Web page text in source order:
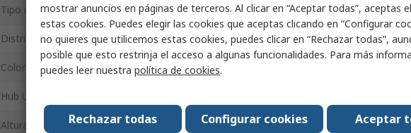
Tipo de teclado Compacto
Distribución del teclado AZERTY
Color Gris
Hub USB integrado
Altura 19.6mm
mostrar anuncios en páginas de terceros. Al clicar en “Aceptar todas”, aceptas
estas cookies. Puedes elegir las cookies que aceptas clicando en “Configurar
no quieres que utilicemos estas cookies, puedes clicar en “Rechazar todas”,
posible que esto restrinja el acceso a algunas funcionalidades. Para más
puedes leer nuestra política de cookies.
Aceptar
Configurar cookies
Rechazar todas